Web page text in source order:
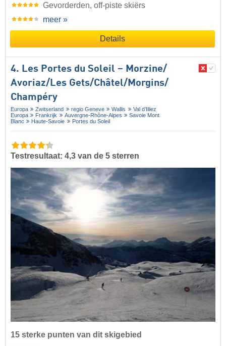
Gevorderden, off-piste skiërs
meer »
Details
4. Les Portes du Soleil – Morzine/​
Avoriaz/​Les Gets/​Châtel/​Morgins/​
Champéry
Europa Zwitserland regio Geneve Wallis
Val d’Illiez
Europa
Frankrijk Auvergne-Rhône-Alpes
Savoie Mont
Blanc
Haute-Savoie Portes du Soleil
Testresultaat: 4,3 van de 5 sterren
15 sterke punten van dit skigebied